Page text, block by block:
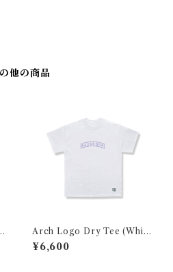
他の商品
Arch Logo Dry Tee (White
×PURPLE)
¥6,600